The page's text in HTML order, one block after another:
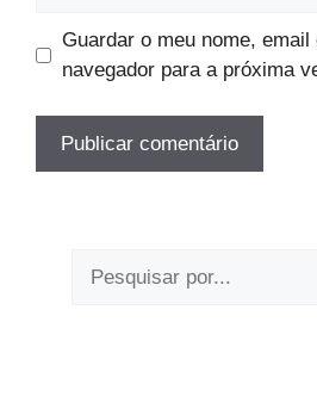
Guardar o meu nome,
navegador para a próxima